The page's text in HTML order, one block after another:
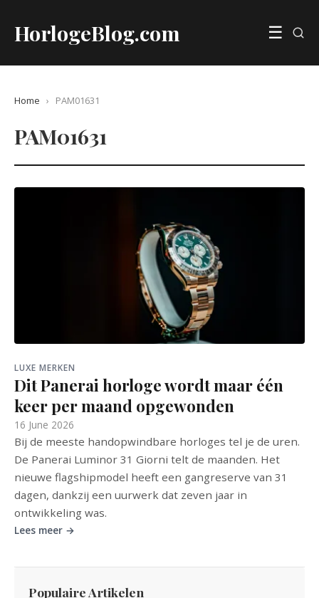
HorlogeBlog.com ☰
Home › PAM01631
PAM01631
LUXE MERKEN
Dit Panerai horloge wordt maar één
keer per maand opgewonden
16 June 2026
Bij de meeste handopwindbare horloges tel je de uren.
De Panerai Luminor 31 Giorni telt de maanden. Het
nieuwe flagshipmodel heeft een gangreserve van 31
dagen, dankzij een uurwerk dat zeven jaar in
ontwikkeling was.
Lees meer →
Populaire Artikelen